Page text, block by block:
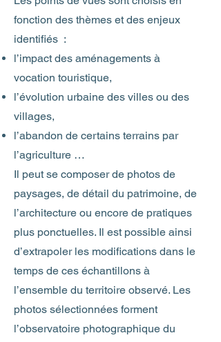
fonction des thèmes et des enjeux
identifiés :
l’impact des aménagements à
vocation touristique,
l’évolution urbaine des villes ou des
villages,
l’abandon de certains terrains par
l’agriculture …
Il peut se composer de photos de
paysages, de détail du patrimoine, de
l’architecture ou encore de pratiques
plus ponctuelles. Il est possible ainsi
d’extrapoler les modifications dans le
temps de ces échantillons à
l’ensemble du territoire observé. Les
photos sélectionnées forment
l’observatoire photographique du